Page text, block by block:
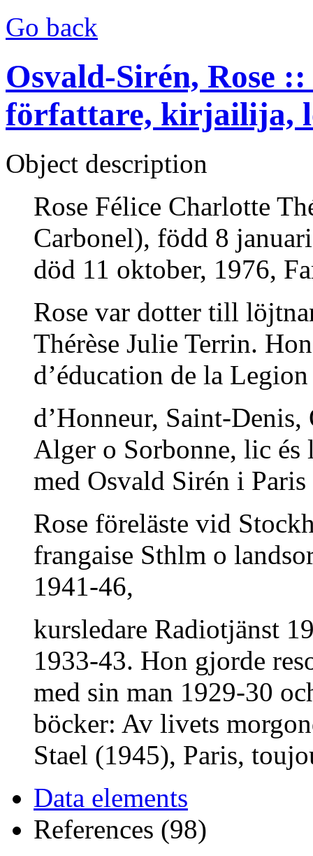
Go back
Osvald-Sirén, Rose
författare, kirjailija,
Object description
Rose Félice Charlotte
Carbonel), född 8
död 11 oktober, 1976,
Rose var dotter till
Thérèse Julie Terrin.
d’éducation de la Legion
d’Honneur, Saint-
Alger o Sorbonne, lic és
med Osvald Sirén i
Rose föreläste vid
frangaise Sthlm o
1941-46,
kursledare Radiotjänst
1933-43. Hon gjorde
med sin man 1929-30
böcker: Av livets
Stael (1945), Paris,
Data elements
References (98)